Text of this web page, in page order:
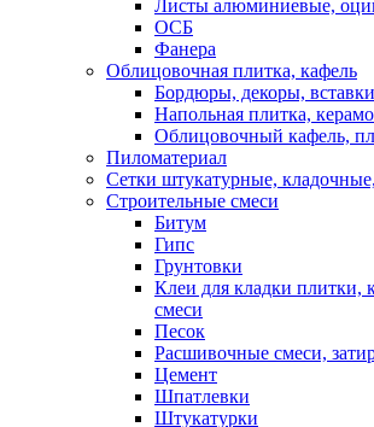
Листы алюминиевые,
ОСБ
Фанера
Облицовочная плитка, кафель
Бордюры, декоры, вставки
Напольная плитка,
Облицовочный кафель,
Пиломатериал
Сетки штукатурные,
Строительные смеси
Битум
Гипс
Грунтовки
Клеи для кладки плитки,
смеси
Песок
Расшивочные смеси,
Цемент
Шпатлевки
Штукатурки